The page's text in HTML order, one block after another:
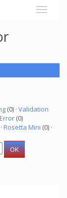
(0) · Validation
Error (0)
Rosetta Mini (0) ·